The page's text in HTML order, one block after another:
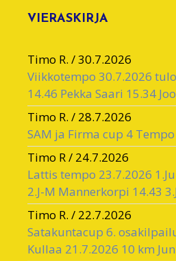
VIERASKIRJA
Timo R. /30.7.2026
Viikkotempo 30.7.2026
14.46 Pekka Saari 15.34
Timo R. / 28.7.2026
SAM ja Firma cup 4
Timo R/ 24.7.2026
Lattis tempo 23.7.2026
2.J-M Mannerkorpi 14.43
Timo R. / 22.7.2026
Satakuntacup 6.
Kullaa 21.7.2026 10 km